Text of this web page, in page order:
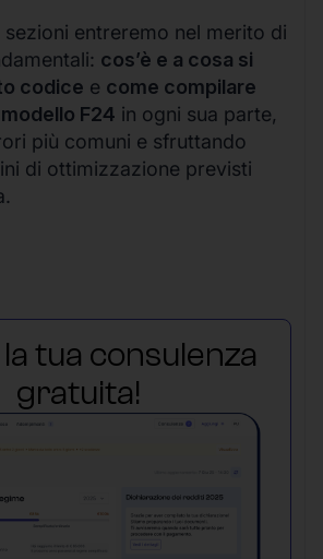
sezioni entreremo nel merito di
cos’è e a cosa si
codice e come compilare
F24 in ogni sua parte,
più comuni e sfruttando
di ottimizzazione previsti
tua consulenza
gratuita!